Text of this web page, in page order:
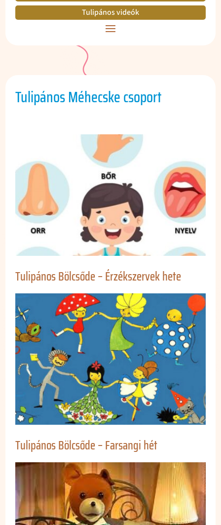
Tulipános videók
Tulipános Méhecske csoport
Tulipános Bölcsőde – Érzékszervek hete
Tulipános Bölcsőde – Farsangi hét